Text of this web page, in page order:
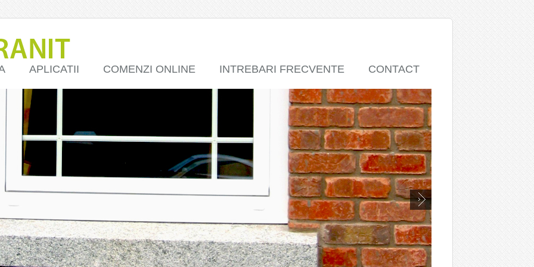
APLICATII COMENZI ONLINE INTREBARI FRECVENTE CONTACT